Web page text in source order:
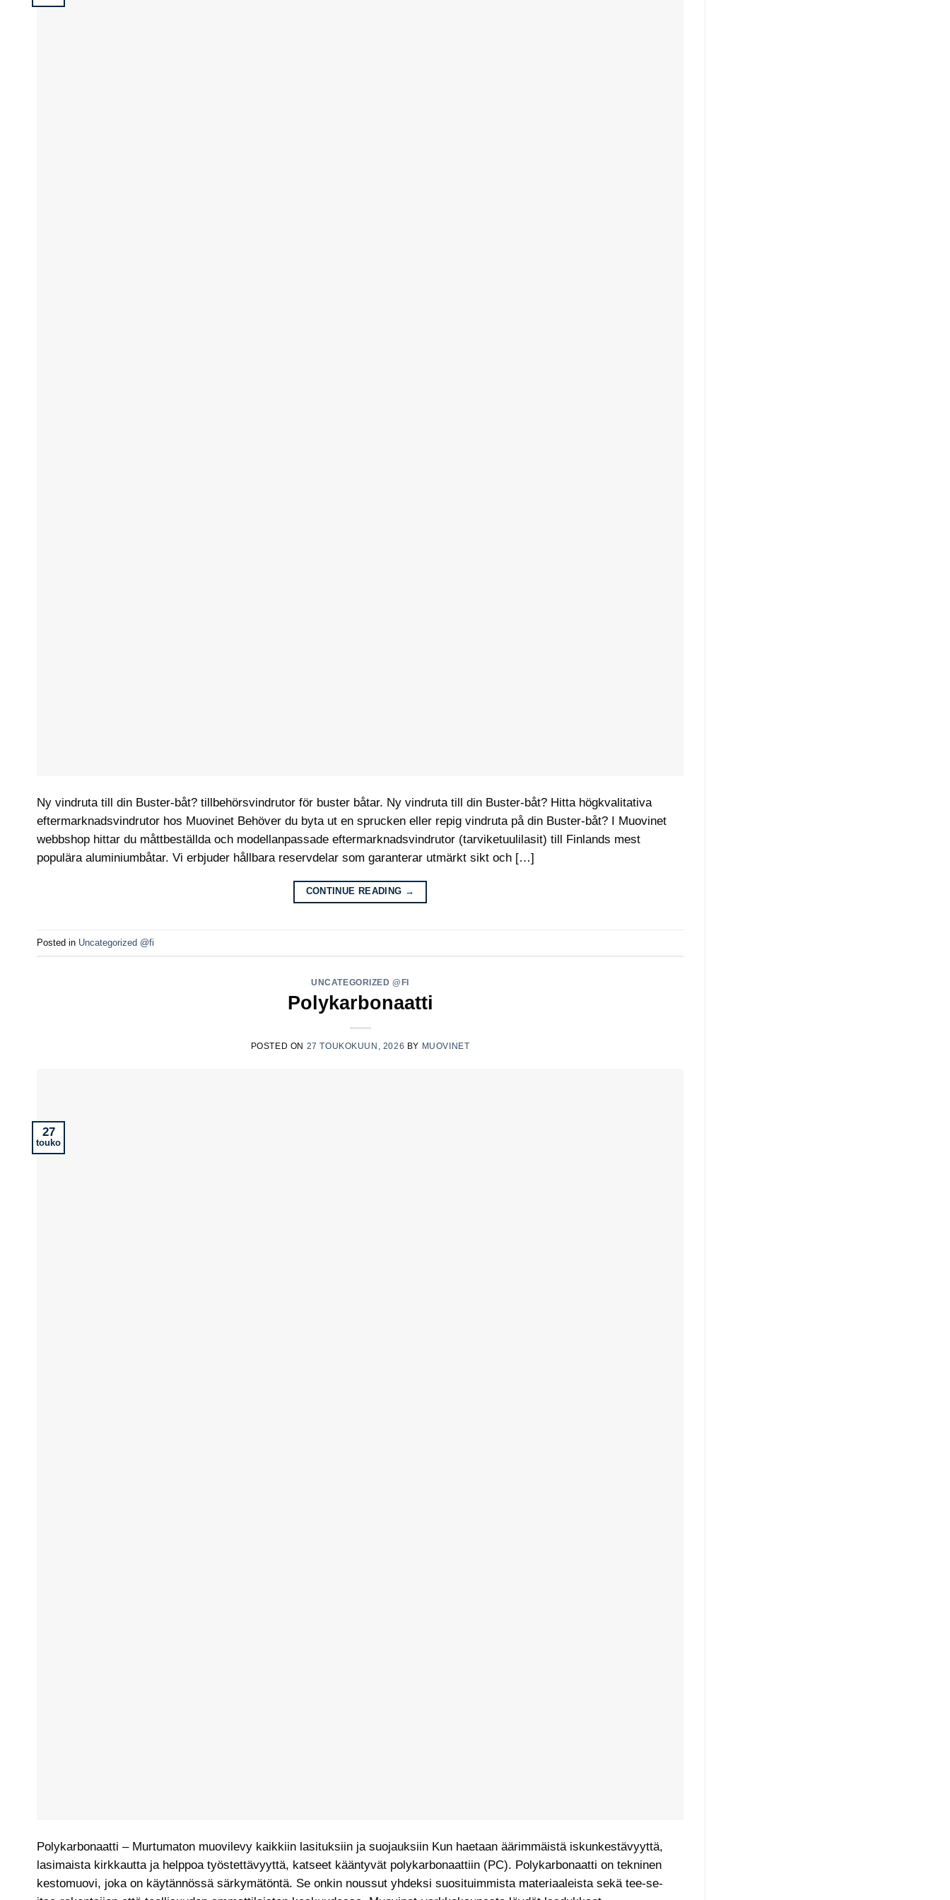
Ny vindruta till din Buster-båt? tillbehörsvindrutor för buster båtar. Ny vindruta till din Buster-båt? Hitta högkvalitativa
eftermarknadsvindrutor hos Muovinet Behöver du byta ut en sprucken eller repig vindruta på din Buster-båt? I Muovinet
webbshop hittar du måttbeställda och modellanpassade eftermarknadsvindrutor (tarviketuulilasit) till Finlands mest
populära aluminiumbåtar. Vi erbjuder hållbara reservdelar som garanterar utmärkt sikt och […]
CONTINUE READING →
Posted in Uncategorized @fi
UNCATEGORIZED @FI
Polykarbonaatti
POSTED ON 27 TOUKOKUUN, 2026 BY MUOVINET
27
touko
Polykarbonaatti – Murtumaton muovilevy kaikkiin lasituksiin ja suojauksiin Kun haetaan äärimmäistä iskunkestävyyttä,
lasimaista kirkkautta ja helppoa työstettävyyttä, katseet kääntyvät polykarbonaattiin (PC). Polykarbonaatti on tekninen
kestomuovi, joka on käytännössä särkymätöntä. Se onkin noussut yhdeksi suosituimmista materiaaleista sekä tee-se-